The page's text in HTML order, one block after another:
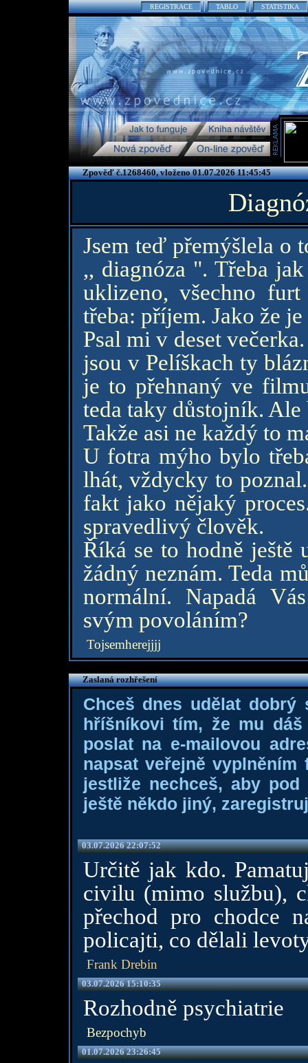
REGISTRACE TABLO STATISTIKA
Zpověď č.1268460, vloženo 01.07.2026 11:45:45
Jsem teď přemýšlela o
,, diagnóza ". Třeba
uklizeno, všechno
třeba: příjem. Jako že
Psal mi v deset
jsou v Pelíškach ty
je to přehnaný ve
teda taky důstojník.
Takže asi ne každý to
U fotra mýho bylo
lhát, vždycky to
fakt jako nějaký
spravedlivý člověk.
Říká se to hodně
žádný neznám. Teda
normální. Napadá
svým povoláním?
Tojsemherejjjj
Zaslaná rozhřešení
Chceš dnes udělat dobrý
hříšníkovi tím, že mu
poslat na e-mailovou
napsat veřejně
jestliže nechceš, aby
ještě někdo jiný,
03.07.2026 22:07:52
Určitě jak kdo.
civilu (mimo službu),
přechod pro chodce
policajti, co dělali
Frank Drebin
03.07.2026 15:10:35
Rozhodně psychiatrie
Bezpochyb
01.07.2026 23:26:45